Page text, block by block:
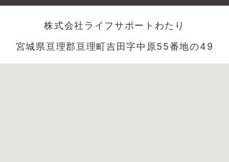
株式会社ライフサポートわたり
宮城県亘理郡亘理町吉田字中原55番地の49